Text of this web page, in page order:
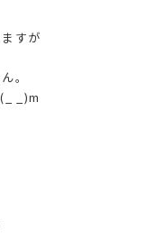
すが
。
_)m